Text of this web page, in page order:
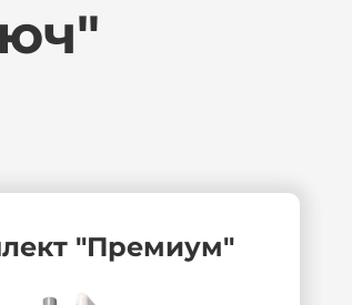
"Премиум"